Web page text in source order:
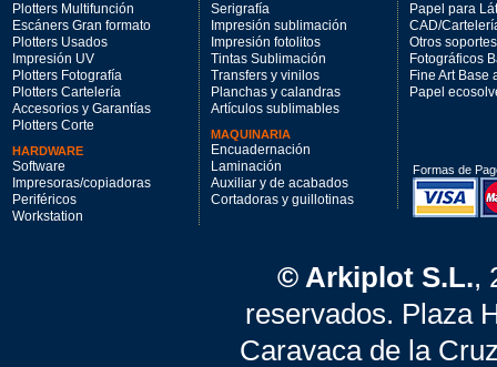
Plotters Multifunción
Escáners Gran formato
Plotters Usados
Impresión UV
Plotters Fotografía
Plotters Cartelería
Accesorios y Garantías
Plotters Corte
HARDWARE
Software
Impresoras/copiadoras
Periféricos
Workstation
Serigrafía
Impresión sublimación
Impresión fotolitos
Tintas Sublimación
Transfers y vinilos
Planchas y calandras
Artículos sublimables
MAQUINARIA
Encuadernación
Laminación
Auxiliar y de acabados
Cortadoras y guillotinas
Papel para
CAD/
Otros soportes
Fotográficos
Fine Art Base
Papel
Formas de
© Arkiplot S.L.,
reservados. Plaza
Caravaca de la